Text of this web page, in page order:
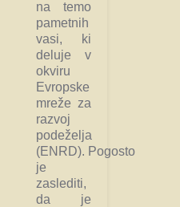
na temo
pametnih
vasi, ki
deluje v
okviru
Evropske
mreže za
razvoj
podeželja
(ENRD). Pogosto
je
zaslediti,
da je